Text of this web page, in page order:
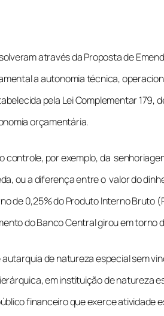
através da Proposta de
a autonomia técnica,
pela Lei Complementar 179,
orçamentária.
por exemplo, da
ou a diferença entre o valor do
de 0,25% do Produto Interno Bruto
do Banco Central girou em torno
autarquia de natureza especial sem
em instituição de natureza
financeiro que exerce atividade